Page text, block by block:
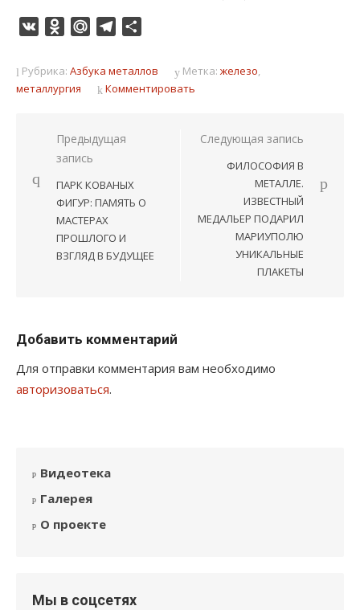
VK Odnoklassniki
Mail.RuTelegram
Рубрика: Азбука металлов Метка:железо,
металлургия
Комментировать
Навигация
записям
Предыдущая
запись
ПАРК КОВАНЫХ
ФИГУР: ПАМЯТЬ О
МАСТЕРАХ
ПРОШЛОГО И
ВЗГЛЯД В БУДУЩЕЕ
Следующая запись
ФИЛОСОФИЯ В
МЕТАЛЛЕ.
ИЗВЕСТНЫЙ
МЕДАЛЬЕР ПОДАРИЛ
МАРИУПОЛЮ
УНИКАЛЬНЫЕ
ПЛАКЕТЫ
Добавить комментарий
Для отправки комментария вам необходимо
авторизоваться.
Видеотека
Галерея
О проекте
Мы в соцсетях